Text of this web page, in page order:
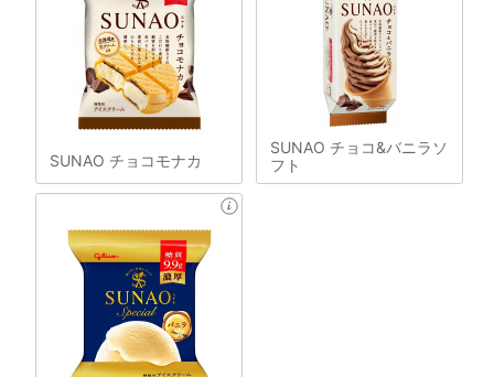
SUNAO チョコモナカ
SUNAO チョコ&バニラソ
フト